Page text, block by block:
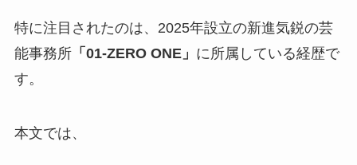
特に注目されたのは、2025年設立の新進気鋭の芸
能事務所「01-ZERO ONE」 に所属している経歴で
す。
本文では、